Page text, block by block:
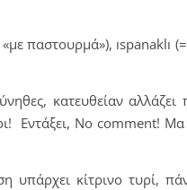
παστουρμά»), ıspanaklı
κατευθείαν αλλάζει
Εντάξει, No comment! Μα
υπάρχει κίτρινο τυρί,